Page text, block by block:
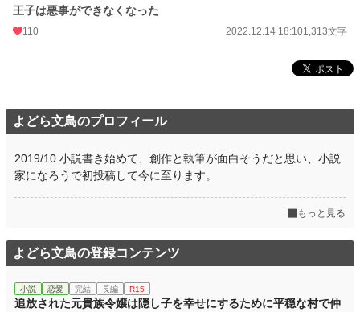
王子は悪事ができなくなった
110 2022.12.14 18:101,313文字
よどら文鳥のプロフィール
2019/10 小説書き始めて、創作と執筆が面白そうだと思い、小説
家になろうで初投稿して今に至ります。
もっと見る
よどら文鳥の登録コンテンツ
小説 恋愛 完結 長編 R15
追放された元貴族令嬢は隠し子を幸せにするために平穏な村で仲